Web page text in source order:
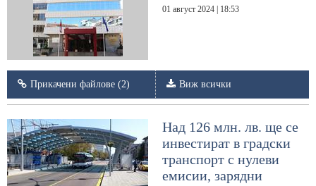
01 август 2024 | 18:53
Прикачени файлове (2) Виж всички
Над 126 млн. лв. ще се
инвестират в градски
транспорт с нулеви
емисии, зарядни